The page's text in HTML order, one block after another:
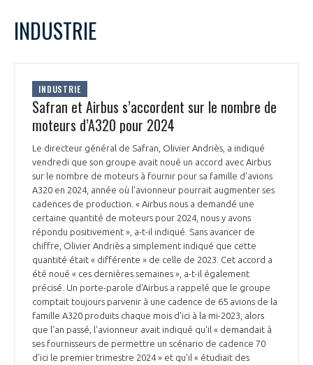
PRÉSENTATION
NOTRE VISION
NOS MISSIONS
NOTRE HISTOIRE
ORGANISATION
LE CONSEIL DU GIFAS
L’ÉQUIPE DU GIFAS
NOS RÉSEAUX À L'INTERNATIONAL
FONCTIONNEMENT
GEADS
COMITÉ AERO PME
STARTAIR
COMMISSIONS ET COMITÉS
ACCOMPAGNEMENT DE NOS ADHÉRENTS
LES PROGRAMMES DU GIFAS
UN ÉCOSYSTÈME INTÉGRÉ ET COHÉRENT
POURQUOI DEVENIR MEMBRE ?
LA MÉDIATION
LA MÉDIATION DANS LA FILIÈRE AÉRONAUTIQUE ET SPATIALE
LE MÉDIATEUR DE LA FILIÈRE AÉRONAUTIQUE ET SPATIALE
LE SALON DU BOURGET
L'OBSERVATOIRE
L
1
9
13 14
16
18
24
30
31
INDUSTRIE
INDUSTRIE
Safran et Airbus s’accordent sur le nombre de
moteurs d’A320 pour 2024
Le directeur général de Safran, Olivier Andriès, a indiqué
vendredi que son groupe avait noué un accord avec Airbus
sur le nombre de moteurs à fournir pour sa famille d'avions
A320 en 2024, année où l'avionneur pourrait augmenter ses
cadences de production. « Airbus nous a demandé une
certaine quantité de moteurs pour 2024, nous y avons
répondu positivement », a-t-il indiqué. Sans avancer de
chiffre, Olivier Andriès a simplement indiqué que cette
quantité était « différente » de celle de 2023. Cet accord a
été noué « ces dernières semaines », a-t-il également
précisé. Un porte-parole d'Airbus a rappelé que le groupe
comptait toujours parvenir à une cadence de 65 avions de la
famille A320 produits chaque mois d'ici à la mi-2023, alors
que l’an passé, l'avionneur avait indiqué qu'il « demandait à
ses fournisseurs de permettre un scénario de cadence 70
d'ici le premier trimestre 2024 » et qu'il « étudiait des
Rejoignez une filière d’excellence et développez
Découvrez les avantages d'adhérer au GIFAS.
Rencontres, salons, données sectorielles,
programmes ...
DEMANDE D’ADHÉSION